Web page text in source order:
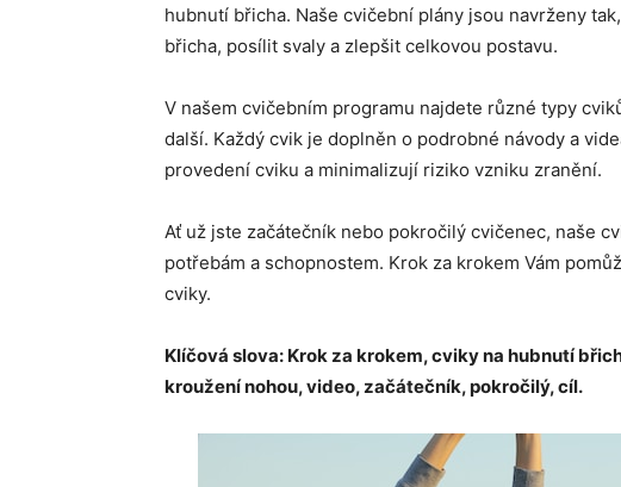
hubnutí břicha. Naše cvičební plány jsou navrženy
břicha, posílit svaly a zlepšit celkovou postavu.
V našem cvičebním programu najdete různé typy
další. Každý cvik je doplněn o podrobné návody a
provedení cviku a minimalizují riziko vzniku zranění.
Ať už jste začátečník nebo pokročilý cvičenec, naše
potřebám a schopnostem. Krok za krokem Vám
cviky.
Klíčová slova: Krok za krokem, cviky na hubnutí
kroužení nohou, video, začátečník, pokročilý, cíl.